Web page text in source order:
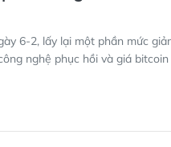
6-2, lấy lại một phần mức
nghệ phục hồi và giá bitcoin